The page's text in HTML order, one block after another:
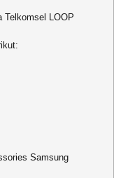
Telkomsel LOOP
Samsung